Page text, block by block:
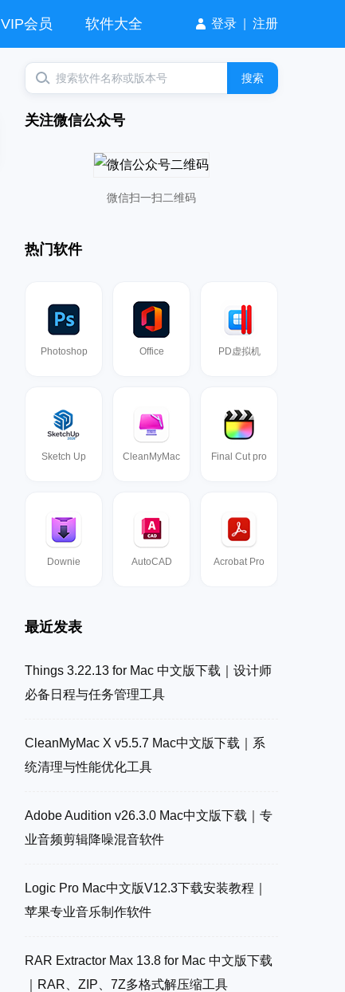
VIP会员 软件大全 登录 注册
搜索
关注微信公众号
微信扫一扫二维码
热门软件
Photoshop Office PD虚拟机
Sketch Up CleanMyMac Final Cut pro
Downie AutoCAD Acrobat Pro
最近发表
Things 3.22.13 for Mac 中文版下载｜设计师
必备日程与任务管理工具
CleanMyMac X v5.5.7 Mac中文版下载｜系
统清理与性能优化工具
Adobe Audition v26.3.0 Mac中文版下载｜专
业音频剪辑降噪混音软件
Logic Pro Mac中文版V12.3下载安装教程｜
苹果专业音乐制作软件
RAR Extractor Max 13.8 for Mac 中文版下载
｜RAR、ZIP、7Z多格式解压缩工具